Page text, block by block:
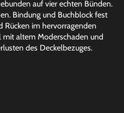
auf vier echten Bünden.
Bindung und Buchblock fest
Rücken im hervorragenden
mit altem Moderschaden und
des Deckelbezuges.